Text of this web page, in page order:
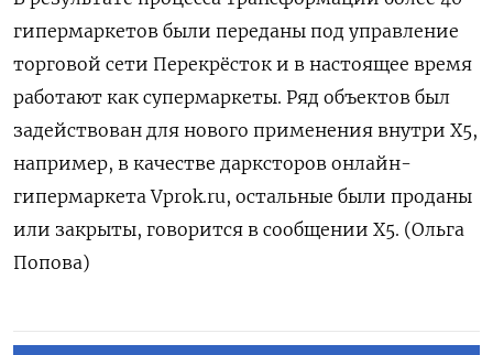
гипермаркетов были переданы под управление
торговой сети Перекрёсток и в настоящее время
работают как супермаркеты. Ряд объектов был
задействован для нового применения внутри X5,
например, в качестве дарксторов онлайн-
гипермаркета Vprok.ru, остальные были проданы
или закрыты, говорится в сообщении Х5. (Ольга
Попова)